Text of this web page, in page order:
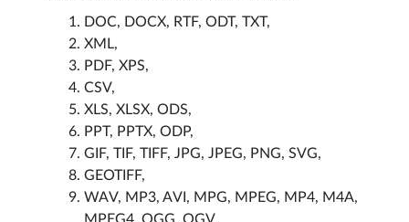
DOC, DOCX, RTF, ODT, TXT,
XML,
PDF, XPS,
CSV,
XLS, XLSX, ODS,
PPT, PPTX, ODP,
GIF, TIF, TIFF, JPG, JPEG, PNG, SVG,
GEOTIFF,
WAV, MP3, AVI, MPG, MPEG, MP4, M4A,